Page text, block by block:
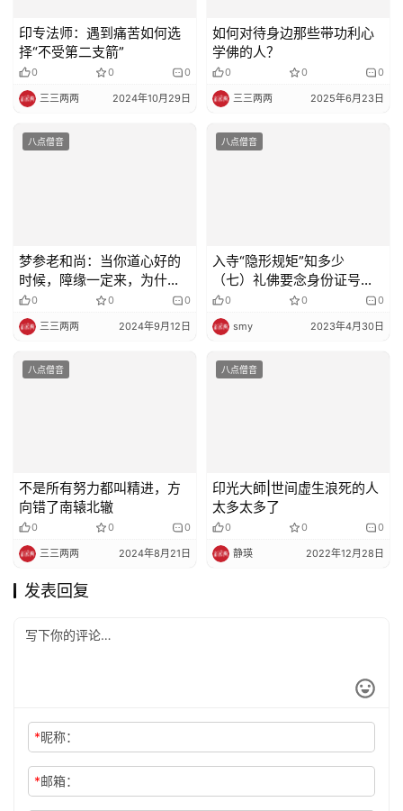
印专法师：遇到痛苦如何选
择“不受第二支箭”
2024年10月29日
如何对待身边那些带功利心
学佛的人？
2025年6月23日
八点僧音
时候，障缘一定来，为什
么？
0 0
八点僧音
入寺“隐形规矩”知多少
（七）礼佛要念身份证号
吗？该跟佛菩萨求什么？
2023年4月30日
八点僧音
不是所有努力都叫精进，方
向错了南辕北辙
2024年8月21日
八点僧音
印光大師|世间虚生浪死的人
太多太多了
静瑛 2022年12月28日
发表回复
* 昵称：
* 邮箱：